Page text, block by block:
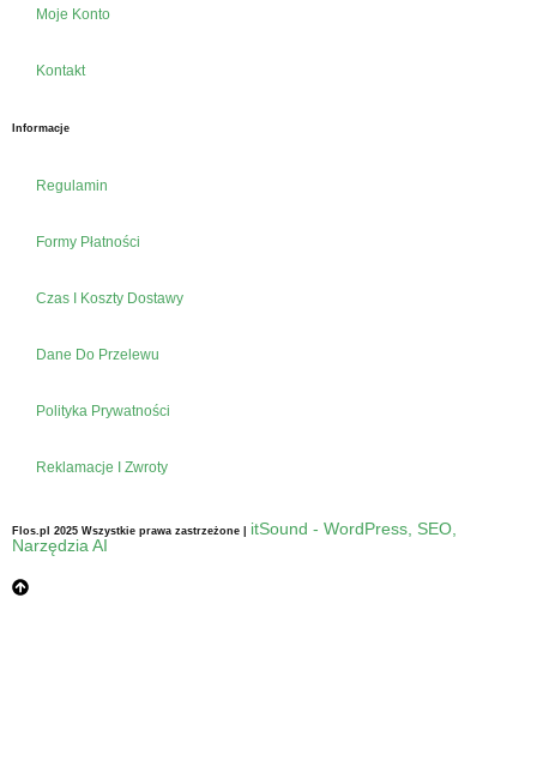
Moje Konto
Kontakt
Informacje
Regulamin
Formy Płatności
Czas I Koszty Dostawy
Dane Do Przelewu
Polityka Prywatności
Reklamacje I Zwroty
Flos.pl 2025 Wszystkie prawa zastrzeżone | itSound - WordPress, SEO,
Narzędzia AI